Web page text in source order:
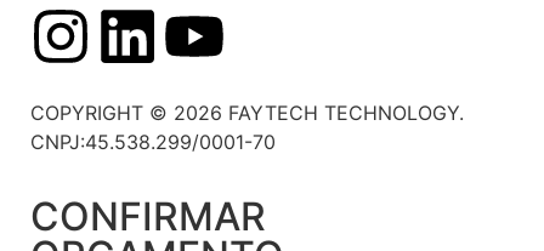
COPYRIGHT © 2026 FAYTECH TECHNOLOGY.
CNPJ:45.538.299/0001-70
CONFIRMAR